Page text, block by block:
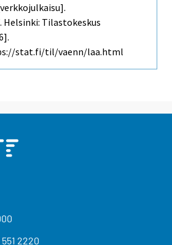
Helsinki: Tilastokeskus
stat.fi/til/vaenn/laa.html
2220